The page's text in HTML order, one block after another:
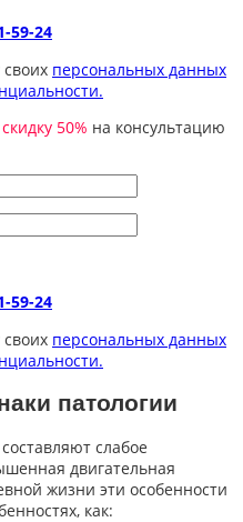
59-24
персональных данных
скидку 50% на консультацию
59-24
персональных данных
патологии
слабое
двигательная
жизни эти особенности
как: